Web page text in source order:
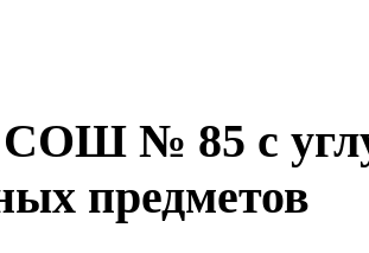
№ 85 с
предметов